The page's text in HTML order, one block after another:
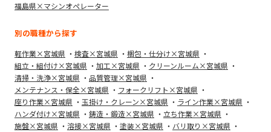
福島県×マシンオペレーター
別の職種から探す
軽作業×宮城県 検査×宮城県
梱包・仕分け×宮城県
組立・組付け×宮城県
加工×宮城県
クリーンルーム×宮城県
清掃・洗浄×宮城県
品質管理×宮城県
メンテナンス・保全×宮城県
フォークリフト×宮城県
座り作業×宮城県
玉掛け・クレーン×宮城県
ライン作業×宮城県
ハンダ付け×宮城県
鋳造・鍛造×宮城県
立ち作業×宮城県
施盤×宮城県
溶接×宮城県 塗装×宮城県
バリ取り×宮城県